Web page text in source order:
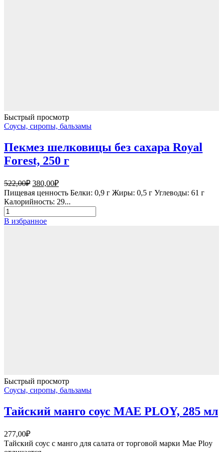
Быстрый просмотр
Соусы, сиропы, бальзамы
Пекмез шелковицы без сахара Royal
Forest, 250 г
522,00₽ Первоначальная
цена
составляла
522,00₽.
380,00₽Текущая
цена:
380,00₽.
Пищевая ценность Белки: 0,9 г Жиры: 0,5 г Углеводы: 61 г
Калорийность: 29...
Количество
товара
Пекмез
В избранное
Быстрый просмотр
Соусы, сиропы, бальзамы
Тайский манго соус MAE PLOY, 285 мл
277,00₽
Тайский соус с манго для салата от торговой марки Mae Ploy